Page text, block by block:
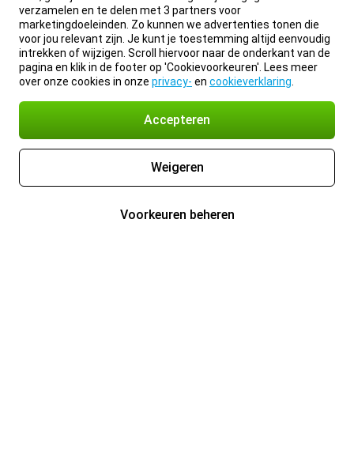
verzamelen en te delen met 3 partners voor
marketingdoeleinden. Zo kunnen we advertenties tonen die
voor jou relevant zijn. Je kunt je toestemming altijd eenvoudig
intrekken of wijzigen. Scroll hiervoor naar de onderkant van de
pagina en klik in de footer op 'Cookievoorkeuren'. Lees meer
over onze cookies in onze privacy- en cookieverklaring
Accepteren
Weigeren
Voorkeuren beheren